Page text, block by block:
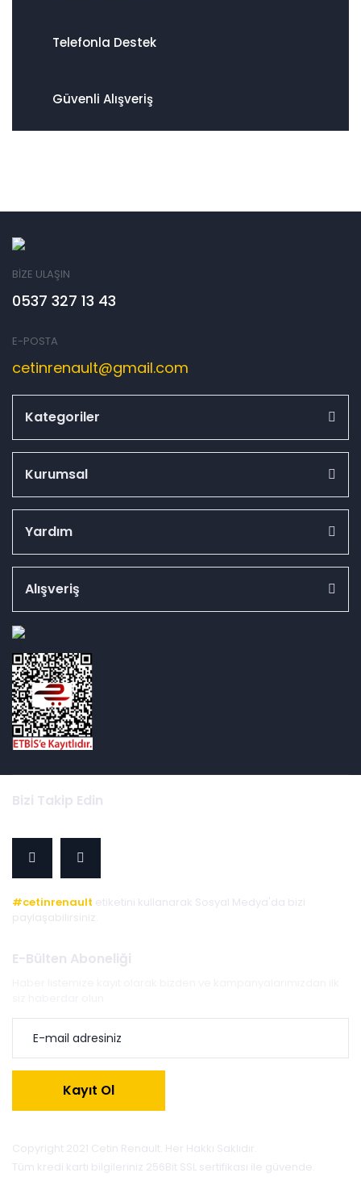
Telefonla Destek
Güvenli Alışveriş
BİZE ULAŞIN
0537 327 13 43
E-POSTA
cetinrenault@gmail.com
Kategoriler
Kurumsal
Yardım
Alışveriş
Bizi Takip Edin
#cetinrenault etiketini kullanarak Sosyal Medya'da bizi
paylaşabilirsiniz.
E-Bülten Aboneliği
Kayıt Ol
Copyright 2021 Cetin Renault. Her Hakkı Saklıdır.
Tüm kredi kartı bilgileriniz 256Bit SSL sertifikası ile güvende.